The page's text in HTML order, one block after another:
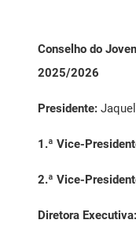
Conselho do
2025/2026
Presidente:
1.ª Vice-
2.ª Vice-
Diretora Executiva: